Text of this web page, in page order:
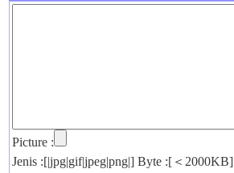
Picture :
Jenis :[|jpg|gif|jpeg|png|] Byte :[＜2000KB]